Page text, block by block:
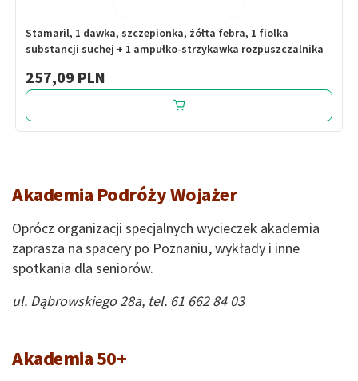
Stamaril, 1 dawka, szczepionka, żółta febra, 1 fiolka
substancji suchej + 1 ampułko-strzykawka rozpuszczalnika
257,09 PLN
Akademia Podróży Wojażer
Oprócz organizacji specjalnych wycieczek akademia
zaprasza na spacery po Poznaniu, wykłady i inne
spotkania dla seniorów.
ul. Dąbrowskiego 28a, tel. 61 662 84 03
Akademia 50+